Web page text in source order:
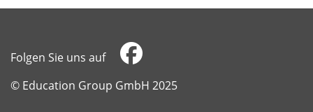
Folgen Sie uns auf
​​​​​​​© Education Group GmbH 2025